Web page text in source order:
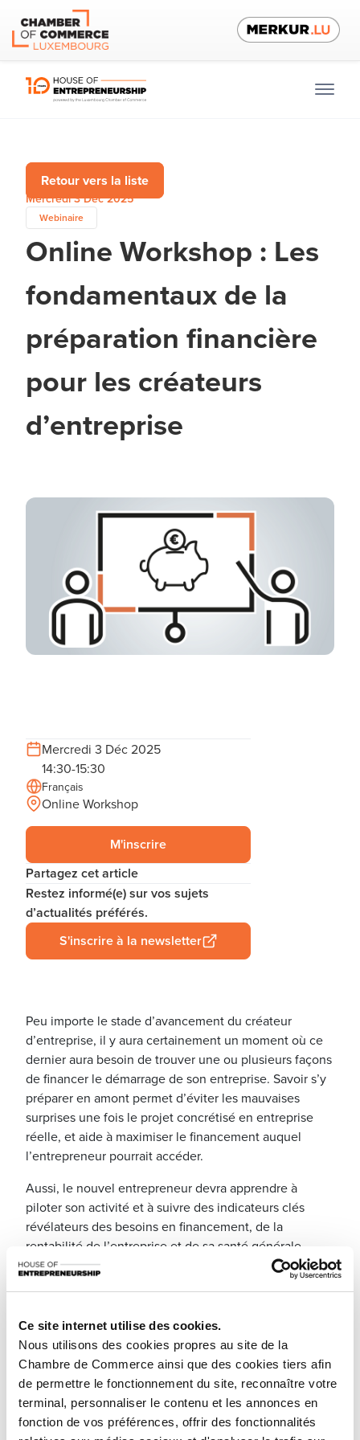
Ce site internet utilise des cookies.
Nous utilisons des cookies propres au site de la
Chambre de Commerce ainsi que des cookies tiers afin
de permettre le fonctionnement du site, reconnaître votre
terminal, personnaliser le contenu et les annonces en
fonction de vos préférences, offrir des fonctionnalités
Retour vers la liste
Mercredi 3 Déc 2025
Webinaire
Online Workshop : Les
fondamentaux de la
préparation financière
pour les créateurs
d’entreprise
Mercredi 3 Déc 2025
14:30-15:30
Français
Online Workshop
M'inscrire
Partagez cet article
Restez informé(e) sur vos sujets
d’actualités préférés.
S'inscrire à la newsletter
Peu importe le stade d’avancement du créateur
d’entreprise, il y aura certainement un moment où ce
dernier aura besoin de trouver une ou plusieurs façons
de financer le démarrage de son entreprise. Savoir s’y
préparer en amont permet d’éviter les mauvaises
surprises une fois le projet concrétisé en entreprise
réelle, et aide à maximiser le financement auquel
l’entrepreneur pourrait accéder.
Aussi, le nouvel entrepreneur devra apprendre à
piloter son activité et à suivre des indicateurs clés
révélateurs des besoins en financement, de la
rentabilité de l’entreprise et de sa santé générale.
Ce webinaire couvre donc 4 grandes questions que les
entrepreneurs se posent au moment de prendre les
Comment définir ses besoins en
financement ?
Comment bien se préparer à convaincre des
partenaires financiers ?